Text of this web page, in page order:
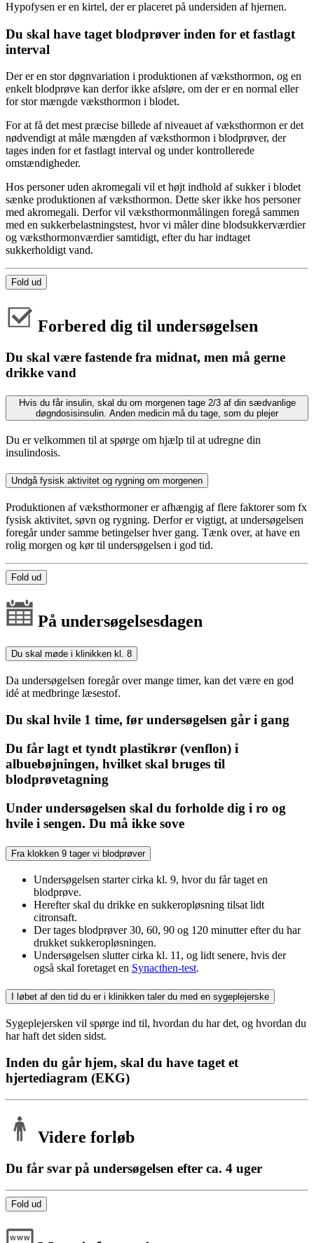
Hypofysen er en kirtel, der er placeret på undersiden af hjernen.
Du skal have taget blodprøver inden for et fastlagt
interval
Der er en stor døgnvariation i produktionen af væksthormon, og en
enkelt blodprøve kan derfor ikke afsløre, om der er en normal eller
for stor mængde væksthormon i blodet.
For at få det mest præcise billede af niveauet af væksthormon er det
nødvendigt at måle mængden af væksthormon i blodprøver, der
tages inden for et fastlagt interval og under kontrollerede
omstændigheder.
Hos personer uden akromegali vil et højt indhold af sukker i blodet
sænke produktionen af væksthormon. Dette sker ikke hos personer
med akromegali. Derfor vil væksthormonmålingen foregå sammen
med en sukkerbelastningstest, hvor vi måler dine blodsukkerværdier
og væksthormonværdier samtidigt, efter du har indtaget
sukkerholdigt vand.
Fold ud
Forbered dig til undersøgelsen
Du skal være fastende fra midnat, men må gerne
drikke vand
Hvis du får insulin, skal du om morgenen tage 2/3 af din sædvanlige
døgndosisinsulin. Anden medicin må du tage, som du plejer
Du er velkommen til at spørge om hjælp til at udregne din
insulindosis.
Undgå fysisk aktivitet og rygning om morgenen
Produktionen af væksthormoner er afhængig af flere faktorer som fx
fysisk aktivitet, søvn og rygning. Derfor er vigtigt, at undersøgelsen
foregår under samme betingelser hver gang. Tænk over, at have en
rolig morgen og kør til undersøgelsen i god tid.
Fold ud
På undersøgelsesdagen
Du skal møde i klinikken kl. 8
Da undersøgelsen foregår over mange timer, kan det være en god
idé at medbringe læsestof.
Du skal hvile 1 time, før undersøgelsen går i gang
Du får lagt et tyndt plastikrør (venflon) i
albuebøjningen, hvilket skal bruges til
blodprøvetagning
Under undersøgelsen skal du forholde dig i ro og
hvile i sengen. Du må ikke sove
Fra klokken 9 tager vi blodprøver
Undersøgelsen starter cirka kl. 9, hvor du får taget en
blodprøve.
Herefter skal du drikke en sukkeropløsning tilsat lidt
citronsaft.
Der tages blodprøver 30, 60, 90 og 120 minutter efter du har
drukket sukkeropløsningen.
Undersøgelsen slutter cirka kl. 11, og lidt senere, hvis der
også skal foretaget en Synacthen-test.
I løbet af den tid du er i klinikken taler du med en sygeplejerske
Sygeplejersken vil spørge ind til, hvordan du har det, og hvordan du
har haft det siden sidst.
Inden du går hjem, skal du have taget et
hjertediagram (EKG)
Videre forløb
Du får svar på undersøgelsen efter ca. 4 uger
Fold ud